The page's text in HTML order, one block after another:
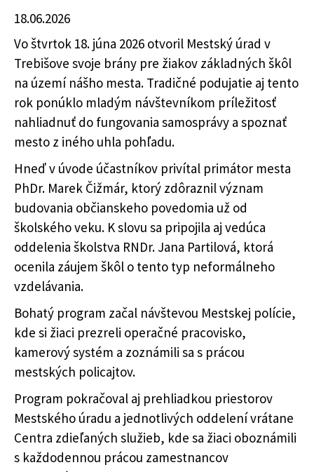
18.06.2026
Vo štvrtok 18. júna 2026 otvoril Mestský úrad v
Trebišove svoje brány pre žiakov základných škôl
na území nášho mesta. Tradičné podujatie aj tento
rok ponúklo mladým návštevníkom príležitosť
nahliadnuť do fungovania samosprávy a spoznať
mesto z iného uhla pohľadu.
Hneď v úvode účastníkov privítal primátor mesta
PhDr. Marek Čižmár, ktorý zdôraznil význam
budovania občianskeho povedomia už od
školského veku. K slovu sa pripojila aj vedúca
oddelenia školstva RNDr. Jana Partilová, ktorá
ocenila záujem škôl o tento typ neformálneho
vzdelávania.
Bohatý program začal návštevou Mestskej polície,
kde si žiaci prezreli operačné pracovisko,
kamerový systém a zoznámili sa s prácou
mestských policajtov.
Program pokračoval aj prehliadkou priestorov
Mestského úradu a jednotlivých oddelení vrátane
Centra zdieľaných služieb, kde sa žiaci oboznámili
s každodennou prácou zamestnancov